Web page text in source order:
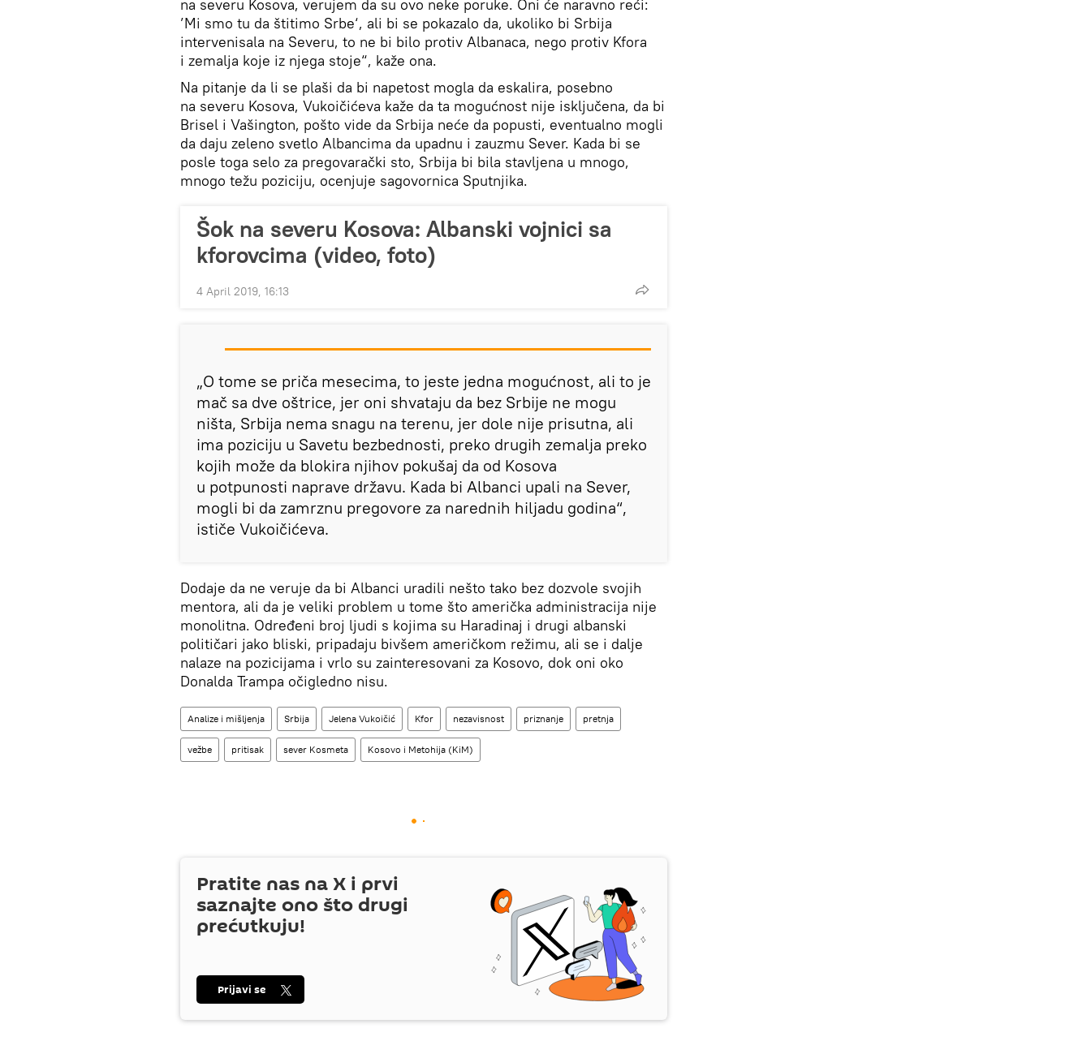
na severu Kosova, verujem da su ovo neke poruke. Oni će naravno reći:
’Mi smo tu da štitimo Srbe‘, ali bi se pokazalo da, ukoliko bi Srbija
intervenisala na Severu, to ne bi bilo protiv Albanaca, nego protiv Kfora
i zemalja koje iz njega stoje“, kaže ona.
Na pitanje da li se plaši da bi napetost mogla da eskalira, posebno
na severu Kosova, Vukoičićeva kaže da ta mogućnost nije isključena, da bi
Brisel i Vašington, pošto vide da Srbija neće da popusti, eventualno mogli
da daju zeleno svetlo Albancima da upadnu i zauzmu Sever. Kada bi se
posle toga selo za pregovarački sto, Srbija bi bila stavljena u mnogo,
mnogo težu poziciju, ocenjuje sagovornica Sputnjika.
Šok na severu Kosova: Albanski vojnici sa
kforovcima (video, foto)
4 April 2019, 16:13
„O tome se priča mesecima, to jeste jedna mogućnost, ali to je
mač sa dve oštrice, jer oni shvataju da bez Srbije ne mogu
ništa, Srbija nema snagu na terenu, jer dole nije prisutna, ali
ima poziciju u Savetu bezbednosti, preko drugih zemalja preko
kojih može da blokira njihov pokušaj da od Kosova
u potpunosti naprave državu. Kada bi Albanci upali na Sever,
mogli bi da zamrznu pregovore za narednih hiljadu godina“,
ističe Vukoičićeva.
Dodaje da ne veruje da bi Albanci uradili nešto tako bez dozvole svojih
mentora, ali da je veliki problem u tome što američka administracija nije
monolitna. Određeni broj ljudi s kojima su Haradinaj i drugi albanski
političari jako bliski, pripadaju bivšem američkom režimu, ali se i dalje
nalaze na pozicijama i vrlo su zainteresovani za Kosovo, dok oni oko
Donalda Trampa očigledno nisu.
Analize i mišljenja Srbija Jelena Vukoičić Kfor nezavisnost priznanje pretnja
vežbe pritisak sever Kosmeta Kosovo i Metohija (KiM)
Pratite nas naX i prvi
saznajte ono što drugi
prećutkuju!
Prijavi se